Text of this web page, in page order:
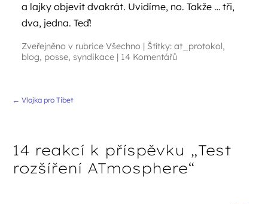
a lajky objevit dvakrát. Uvidíme, no. Takže … tři,
dva, jedna. Teď!
Zveřejněno v rubrice Všechno | Štítky: at_protokol,
blog, posse, syndikace | 14 Komentářů
← Vlajka pro Tibet
14 reakcí k příspěvku „Test
rozšíření ATmosphere“